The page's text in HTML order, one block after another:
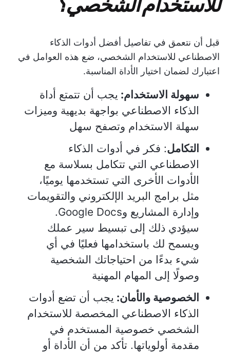
قبل أن نتعمق في تفاصيل أفضل أدوات الذكاء
الاصطناعي للاستخدام الشخصي، ضع هذه العوامل في
اعتبارك لضمان اختيار الأداة المناسبة.
سهولة الاستخدام: يجب أن تتمتع أداة
الذكاء الاصطناعي بواجهة بديهية وميزات
سهلة الاستخدام وتصفح سهل
التكامل: فكر في أدوات الذكاء
الاصطناعي التي تتكامل بسلاسة مع
الأدوات الأخرى التي تستخدمها يوميًا،
مثل برامج البريد الإلكتروني والتقويمات
وإدارة المشاريع وGoogle Docs.
سيؤدي ذلك إلى تبسيط سير عملك
ويسمح لك باستخدامها فعليًا في أي
شيء بدءًا من احتياجاتك الشخصية
وصولًا إلى المهام المهنية
الخصوصية والأمان: يجب أن تضع أدوات
الذكاء الاصطناعي المخصصة للاستخدام
الشخصي خصوصية المستخدم في
مقدمة أولوياتها. تأكد من أن الأداة أو